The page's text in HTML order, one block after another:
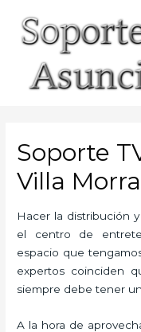
content
Soporte
Villa Morra
Hacer la distribución
el centro de
espacio que
expertos coinciden
siempre debe tener
A la hora de